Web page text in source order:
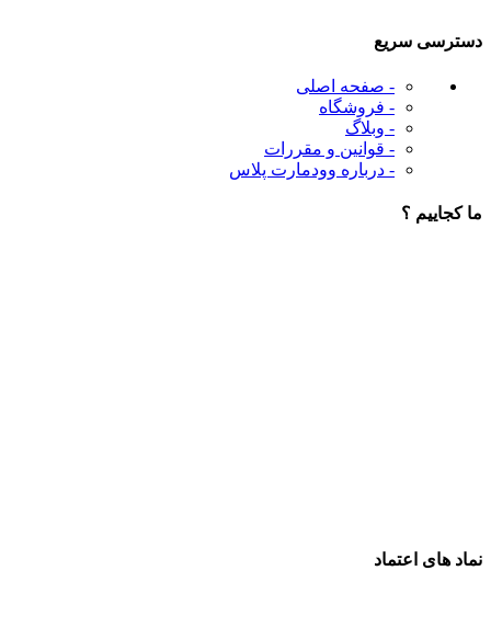
دسترسی سریع
- صفحه اصلی
- فروشگاه
- وبلاگ
- قوانین و مقررات
- درباره وودمارت پلاس
ما کجاییم ؟
نماد های اعتماد